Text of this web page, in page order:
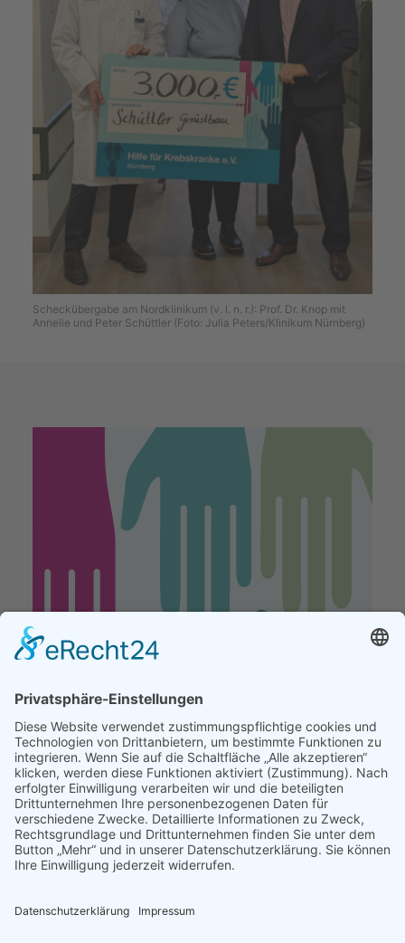
Scheckübergabe am Nordklinikum (v. l. n. r.): Prof. Dr. Knop mit
Annelie und Peter Schüttler (Foto: Julia Peters/Klinikum Nürnberg)
Copyright © 2022
Hilfe für Krebskranke e. V.
kontakt@krebshilfe-nuernberg.de